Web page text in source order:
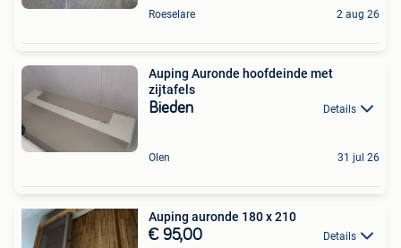
Roeselare 2 aug 26
Auping Auronde hoofdeinde met
zijtafels
Bieden Details
Olen 31 jul 26
Auping auronde 180 x 210
€ 95,00 Details